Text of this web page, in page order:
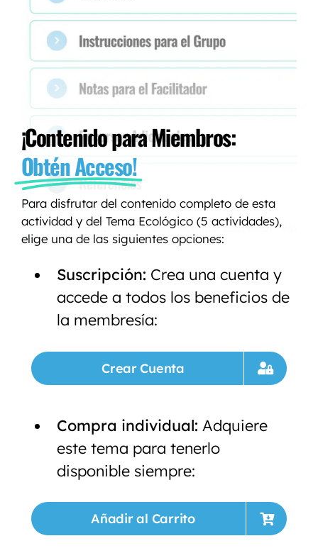
¡Contenido para Miembros:
Obtén Acceso!
Para disfrutar del contenido completo de esta
actividad y del Tema Ecológico (5 actividades),
elige una de las siguientes opciones:
Suscripción: Crea una cuenta y
accede a todos los beneficios de
la membresía:
Crear Cuenta
Compra individual: Adquiere
este tema para tenerlo
disponible siempre:
Añadir al Carrito